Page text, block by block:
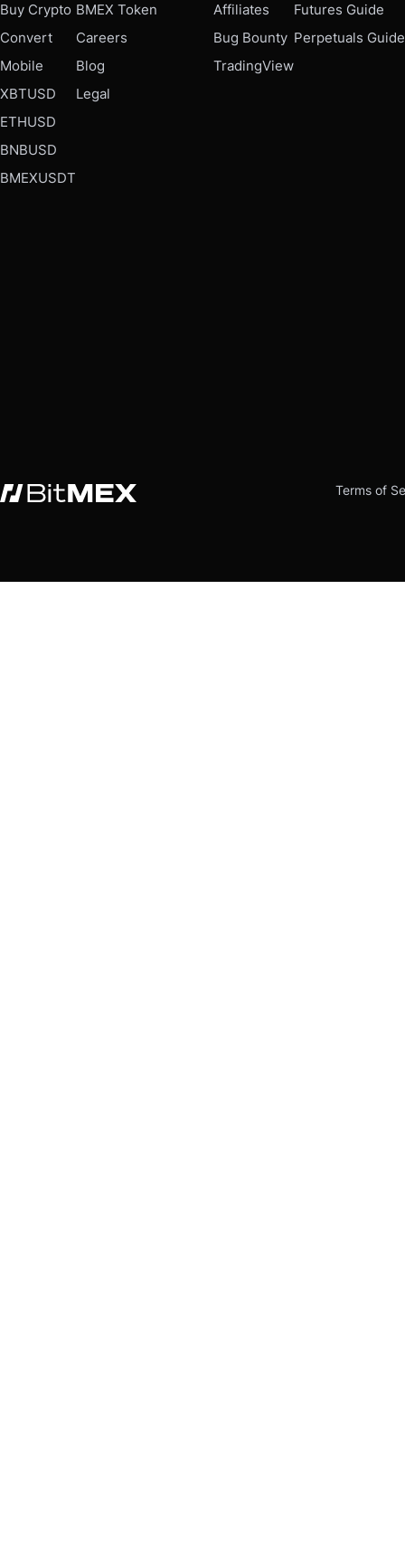
Buy Crypto
Convert
Mobile
XBTUSD
ETHUSD
BNBUSD
BMEXUSDT
BMEX Token
Careers
Blog
Legal
Affiliates
Bug Bounty
TradingView
Futures Guide
Perpetuals Guide
Terms of